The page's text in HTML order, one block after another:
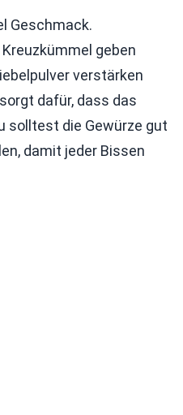
Geschmack.
geben
verstärken
dafür, dass das
solltest die Gewürze gut
damit jeder Bissen